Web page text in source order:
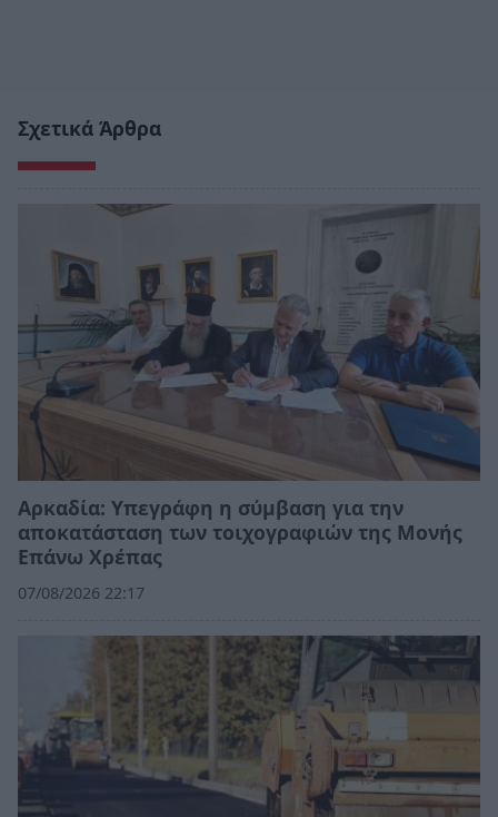
Σχετικά Άρθρα
Αρκαδία: Υπεγράφη η σύμβαση για την
αποκατάσταση των τοιχογραφιών της Μονής
Επάνω Χρέπας
07/08/2026 22:17